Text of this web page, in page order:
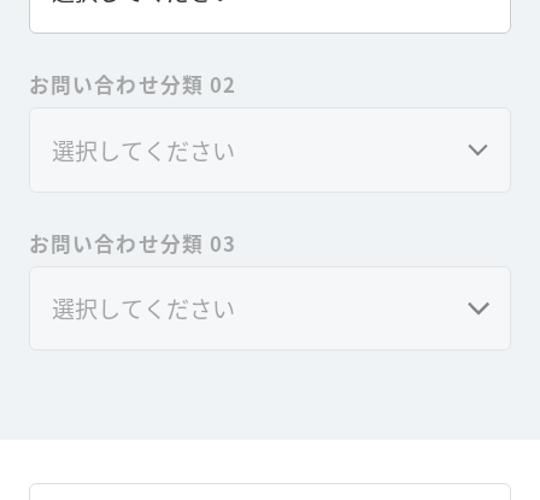
お問い合わせ分類 02
お問い合わせ分類 03